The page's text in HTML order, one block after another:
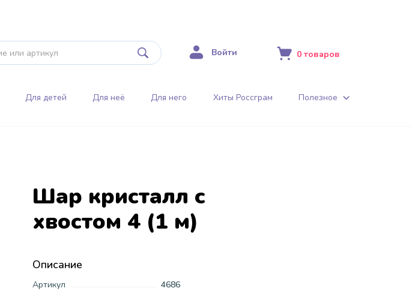
Войти 0 товаров
Для детей Для неё Для него Хиты Россграм Полезное
Шар кристалл с
хвостом 4 (1 м)
Описание
Артикул
4686